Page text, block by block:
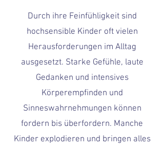
Durch ihre Feinfühligkeit sind
hochsensible Kinder oft vielen
Herausforderungen im Alltag
ausgesetzt. Starke Gefühle, laute
Gedanken und intensives
Körperempfinden und
Sinneswahrnehmungen können
fordern bis überfordern. Manche
Kinder explodieren und bringen alles